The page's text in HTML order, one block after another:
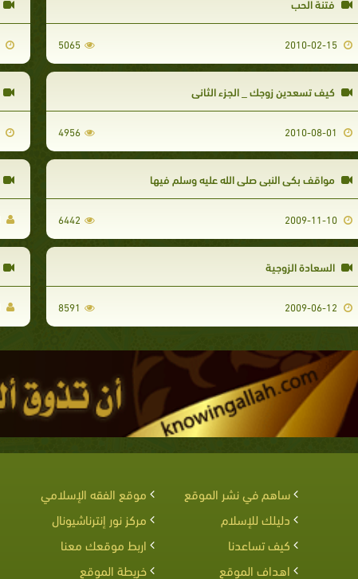
فتنة الحب
2010-02-15
5065
كيف تسعدين زوجك _ الجزء الثاني
4956
مواقف بكي النبي صلى الله عليه وسلم فيها
2009-11-10
6442
السعادة الزوجية
8591
ساهم في نشر الموقع
موقع الفقه الإسلامي
دليلك للإسلام
مركز نور إنترناشيونال
كيف تساعدنا
اربط موقعك معنا
اهداف الموقع
خريطة الموقع